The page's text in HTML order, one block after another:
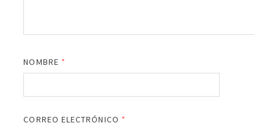
NOMBRE *
CORREO ELECTRÓNICO *